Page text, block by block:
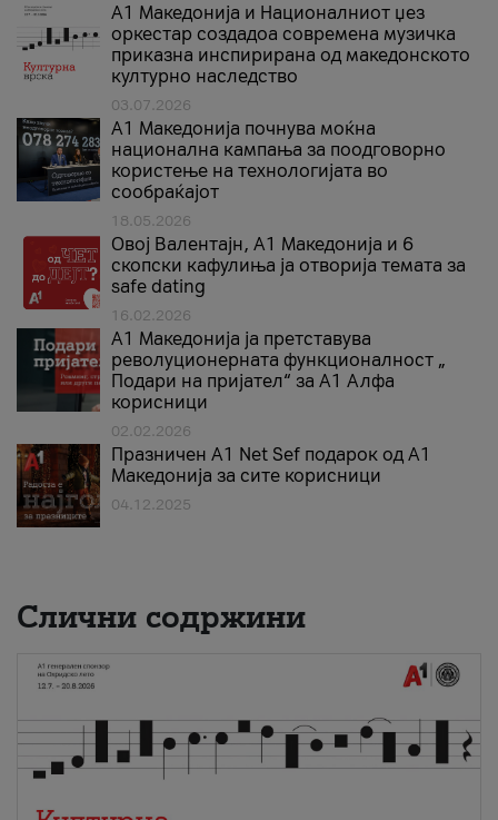
А1 Македонија и Националниот џез
оркестар создадоа современа музичка
приказна инспирирана од македонското
културно наследство
03.07.2026
A1 Македонија почнува моќна
национална кампања за поодговорно
користење на технологијата во
сообраќајот
18.05.2026
Овој Валентајн, A1 Македонија и 6
скопски кафулиња ја отворија темата за
safe dating
16.02.2026
А1 Македонија ја претставува
револуционерната функционалност „
Подари на пријател“ за А1 Алфа
корисници
02.02.2026
Празничен A1 Net Sеf подарок од А1
Македонија за сите корисници
04.12.2025
Слични содржини